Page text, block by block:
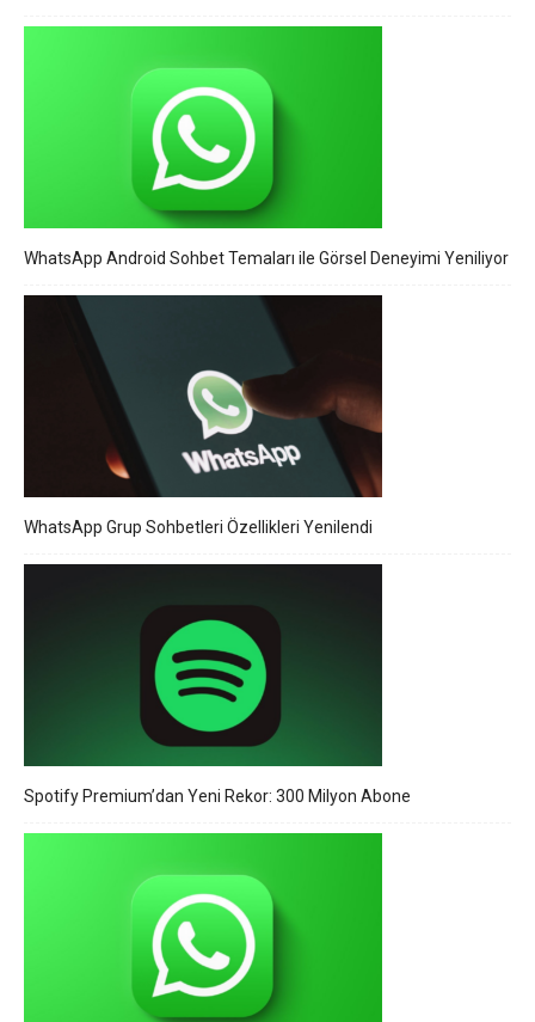
WhatsApp Android Sohbet Temaları ile Görsel Deneyimi Yeniliyor
WhatsApp Grup Sohbetleri Özellikleri Yenilendi
Spotify Premium’dan Yeni Rekor: 300 Milyon Abone